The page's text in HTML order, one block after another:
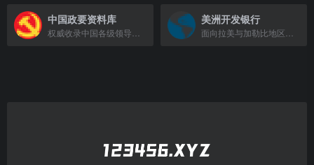
中国政要资料库 美洲开发银行